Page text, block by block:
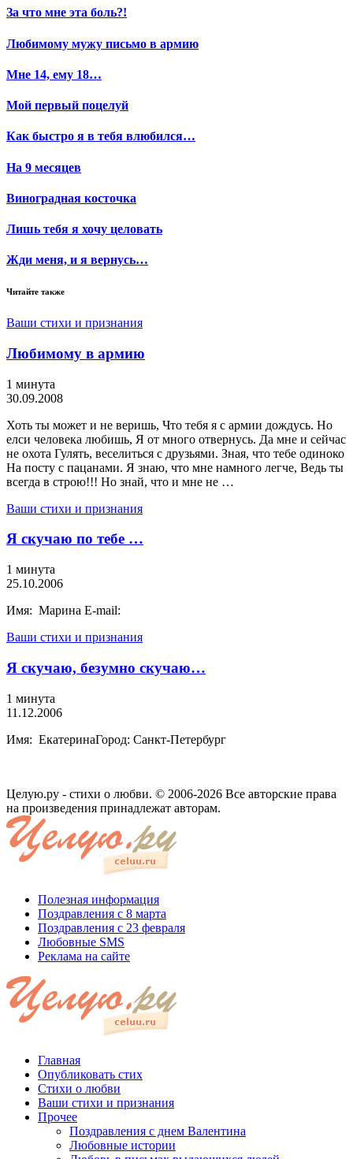
За что мне эта боль?!
Любимому мужу письмо в армию
Мне 14, ему 18…
Мой первый поцелуй
Как быстро я в тебя влюбился…
На 9 месяцев
Виноградная косточка
Лишь тебя я хочу целовать
Жди меня, и я вернусь…
Читайте также
Ваши стихи и признания
Любимому в армию
1 минута
30.09.2008
Хоть ты может и не веришь, Что тебя я с армии дождусь. Но
елси человека любишь, Я от много отвернусь. Да мне и сейчас
не охота Гулять, веселиться с друзьями. Зная, что тебе одиноко
На посту с пацанами. Я знаю, что мне намного легче, Ведь ты
всегда в строю!!! Но знай, что и мне не …
Ваши стихи и признания
Я скучаю по тебе …
1 минута
25.10.2006
Имя: Марина E-mail:
Ваши стихи и признания
Я скучаю, безумно скучаю…
1 минута
11.12.2006
Имя: ЕкатеринаГород: Санкт-Петербург
Целую.ру - стихи о любви. © 2006-2026 Все авторские права
на произведения принадлежат авторам.
Полезная информация
Поздравления с 8 марта
Поздравления с 23 февраля
Любовные SMS
Реклама на сайте
Главная
Опубликовать стих
Стихи о любви
Ваши стихи и признания
Прочее
Поздравления с днем Валентина
Любовные истории